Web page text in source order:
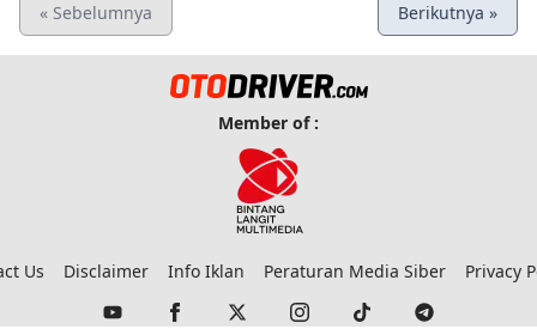
« Sebelumnya Berikutnya »
Member of :
Us Disclaimer Info Iklan Peraturan Media Siber Privacy